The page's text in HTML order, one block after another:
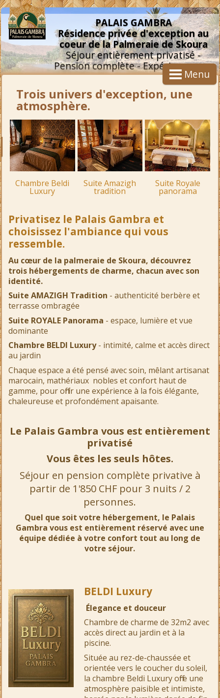
PALAIS GAMBRA
Résidence privée d'exception au
coeur de la Palmeraie de Skoura
Séjour entièrement privatisé -
Pension complète - Expériences sur
mesure
Menu
Trois univers d'exception, une
atmosphère.
Chambre Beldi
Luxury
Suite Amazigh
tradition
Suite Royale
panorama
Privatisez le Palais Gambra et
choisissez l'ambiance qui vous
ressemble.
Au cœur de la palmeraie de Skoura, découvrez
trois hébergements de charme, chacun avec son
identité.
Suite AMAZIGH Tradition - authenticité berbère et
terrasse ombragée
Suite ROYALE Panorama - espace, lumière et vue
dominante
Chambre BELDI Luxury- intimité, calme et accès direct
au jardin
Chaque espace a été pensé avec soin, mêlant artisanat
marocain, mathériaux nobles et confort haut de
gamme, pour offrir une expérience à la fois élégante,
chaleureuse et profondément apaisante.
Le Palais Gambra vous est entièrement
privatisé
Vous êtes les seuls hôtes.
Séjour en pension complète privative à
partir de 1'850 CHF pour 3 nuits / 2
personnes.
Quel que soit votre hébergement, le Palais
Gambra vous est entièrement réservé avec une
équipe dédiée à votre confort tout au long de
votre séjour.
BELDI Luxury
Élegance et douceur
Chambre de charme de 32m2 avec
accès direct au jardin et à la
piscine.
Située au rez-de-chaussée et
orientée vers le coucher du soleil,
la chambre Beldi Luxury offre une
atmosphère paisible et intimiste,